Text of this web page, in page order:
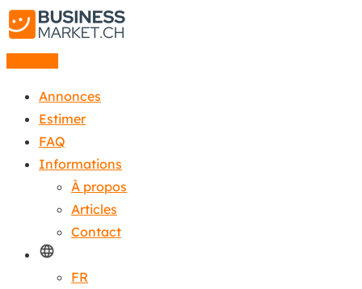
Annonces
Estimer
FAQ
Informations
À propos
Articles
Contact
FR